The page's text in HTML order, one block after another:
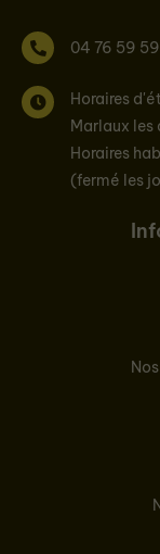
04 76 59
Horaires
Marlaux les
Horaires
(fermé les